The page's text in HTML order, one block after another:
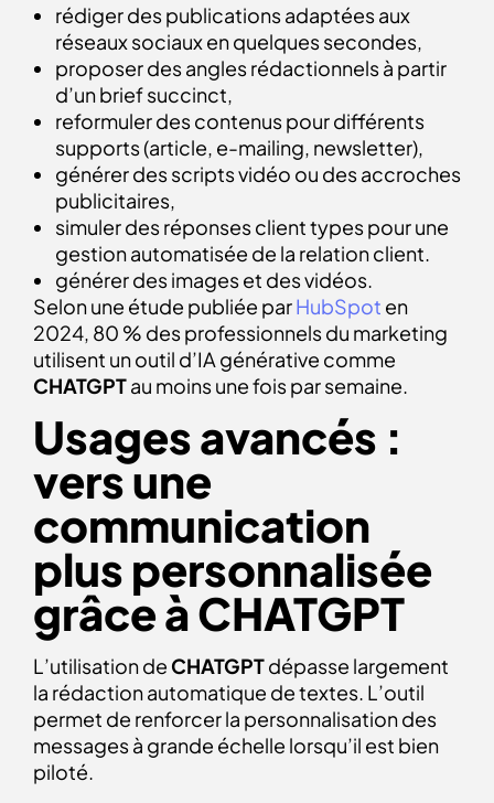
rédiger des publications adaptées aux
réseaux sociaux en quelques secondes,
proposer des angles rédactionnels à partir
d’un brief succinct,
reformuler des contenus pour différents
supports (article, e-mailing, newsletter),
générer des scripts vidéo ou des accroches
publicitaires,
simuler des réponses client types pour une
gestion automatisée de la relation client.
générer des images et des vidéos.
Selon une étude publiée parHubSpot en
2024, 80 % des professionnels du marketing
utilisent un outil d’IA générative comme
CHATGPTau moins une fois par semaine.
Usages avancés :
vers une
communication
plus personnalisée
grâce à CHATGPT
L’utilisation de CHATGPTdépasse largement
la rédaction automatique de textes. L’outil
permet de renforcer la personnalisation des
messages à grande échelle lorsqu’il est bien
piloté.